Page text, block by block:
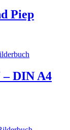
Piep
DIN A4